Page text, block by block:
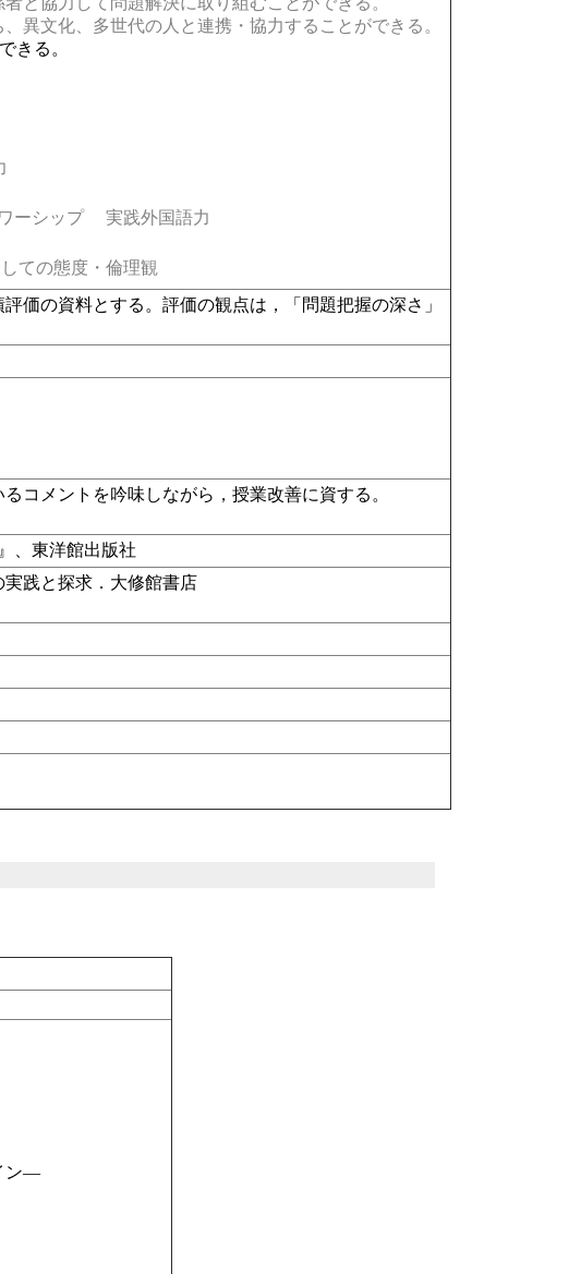
異文化、多世代の人と連携・協力することができる。
きる。
ーシップ
実践外国語力
ての態度・倫理観
価の資料とする。評価の観点は，「問題把握の深さ」
コメントを吟味しながら，授業改善に資する。
、東洋館出版社
実践と探求．大修館書店
ン―